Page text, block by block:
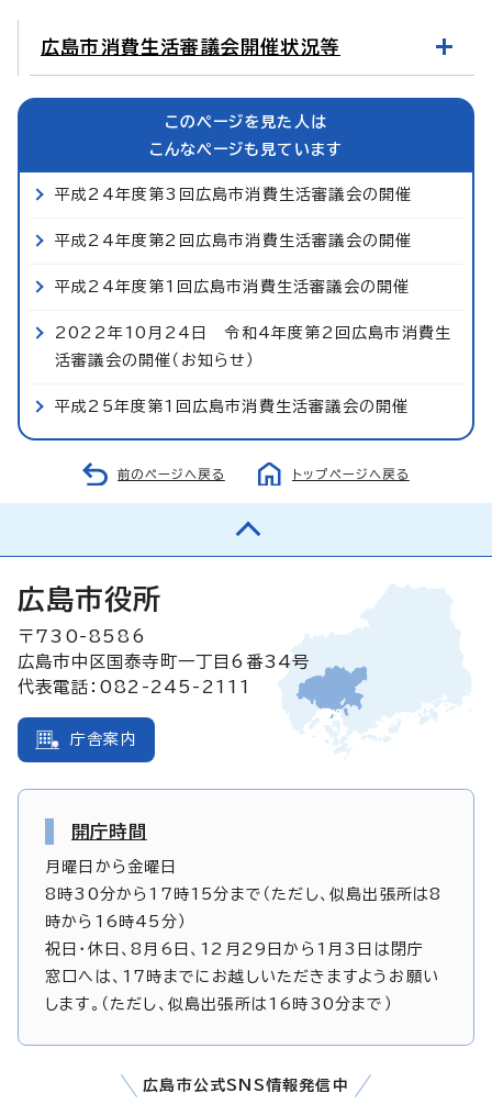
広島市消費生活審議会開催状況等
このページを見た人は
こんなページも見ています
平成24年度第3回広島市消費生活審議会の開催
平成24年度第2回広島市消費生活審議会の開催
平成24年度第1回広島市消費生活審議会の開催
2022年10月24日 令和4年度第2回広島市消費生
活審議会の開催（お知らせ）
平成25年度第1回広島市消費生活審議会の開催
前のページへ戻る トップページへ戻る
広島市役所
〒730-8586
広島市中区国泰寺町一丁目6番34号
代表電話：082-245-2111
庁舎案内
開庁時間
月曜日から金曜日
8時30分から17時15分まで（ただし、似島出張所は8
時から16時45分）
祝日・休日、8月6日、12月29日から1月3日は閉庁
窓口へは、17時までにお越しいただきますようお願い
します。（ただし、似島出張所は16時30分まで）
広島市公式SNS情報発信中